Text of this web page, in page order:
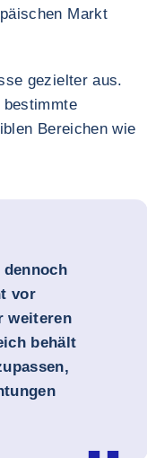
Markt
gezielter aus.
Bereichen wie
vor
weiteren
behält